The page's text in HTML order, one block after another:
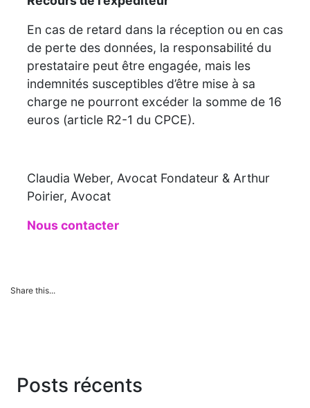
En cas de retard dans la réception ou en cas
de perte des données, la responsabilité du
prestataire peut être engagée, mais les
indemnités susceptibles d’être mise à sa
charge ne pourront excéder la somme de 16
euros (article R2-1 du CPCE).
Claudia Weber, Avocat Fondateur & Arthur
Poirier, Avocat
Nous contacter
Share this...
Posts récents